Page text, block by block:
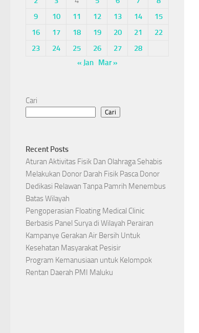
9
10 11 12 13 14
15
16
17 18 19 20 21
22
23
24 25 26 27
28
« Jan Mar »
Cari
Cari
Recent Posts
Aturan Aktivitas Fisik Dan Olahraga Sehabis
Melakukan Donor Darah Fisik Pasca Donor
Dedikasi Relawan Tanpa Pamrih Menembus
Batas Wilayah
Pengoperasian Floating Medical Clinic
Berbasis Panel Surya di Wilayah Perairan
Kampanye Gerakan Air Bersih Untuk
Kesehatan Masyarakat Pesisir
Program Kemanusiaan untuk Kelompok
Rentan Daerah PMI Maluku